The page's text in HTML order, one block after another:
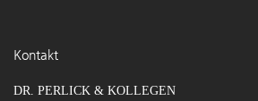
Kontakt
DR. PERLICK & KOLLEGEN